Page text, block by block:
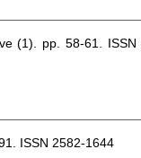
(1). pp. 58-61. ISSN
ISSN 2582-1644